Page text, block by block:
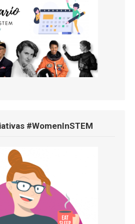
#WomenInSTEM